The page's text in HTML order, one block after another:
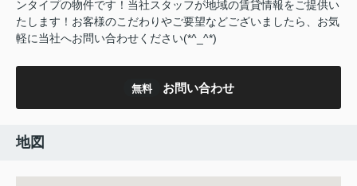
ンタイプの物件です！当社スタッフが地域の賃貸情報をご提供い
たします！お客様のこだわりやご要望などございましたら、お気
軽に当社へお問い合わせください(*^_^*)
無料 お問い合わせ
地図